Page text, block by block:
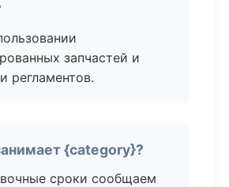
запчастей и
регламентов.
{category}?
сроки сообщаем